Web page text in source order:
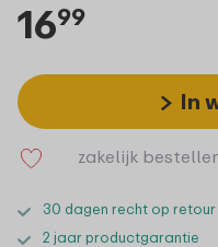
1699
In
zakelijk
30 dagen recht op retour
2 jaar productgarantie